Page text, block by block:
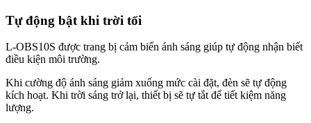
Tự động bật khi trời tối
L-OBS10S được trang bị cảm biến ánh sáng giúp tự động nhận biết
điều kiện môi trường.
Khi cường độ ánh sáng giảm xuống mức cài đặt, đèn sẽ tự động
kích hoạt. Khi trời sáng trở lại, thiết bị sẽ tự tắt để tiết kiệm năng
lượng.